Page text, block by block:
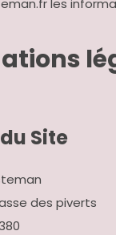
les
Site
des piverts